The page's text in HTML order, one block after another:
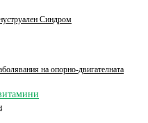
Синдром
на опорно-двигателната